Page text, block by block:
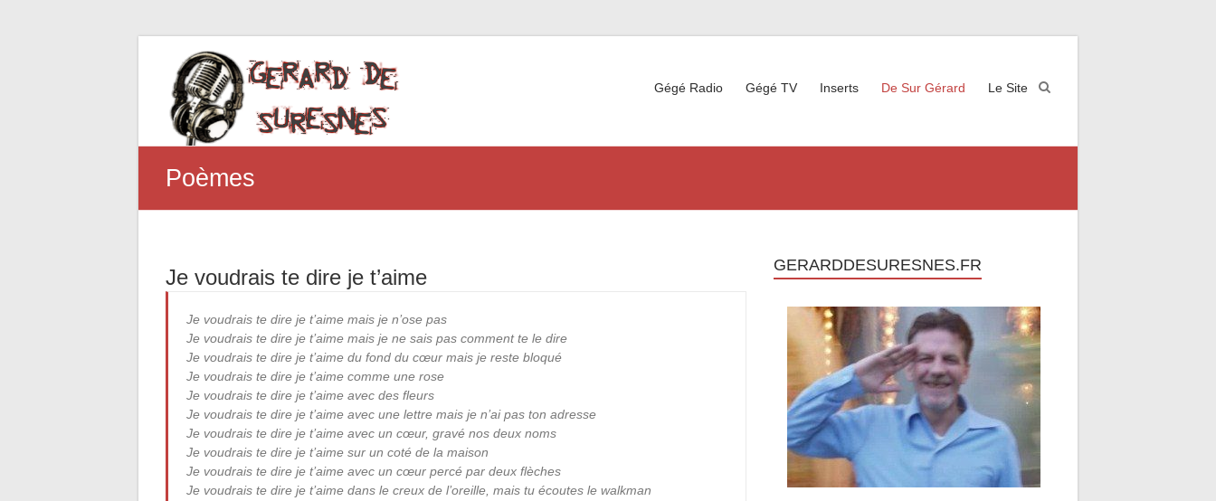
Gégé Radio Gégé TV Inserts De Sur Gérard Le Site
Poèmes
Je voudrais te dire je t’aime
Je voudrais te dire je t’aime mais je n’ose pas
Je voudrais te dire je t’aime mais je ne sais pas comment te le dire
Je voudrais te dire je t’aime du fond du cœur mais je reste bloqué
Je voudrais te dire je t’aime comme une rose
Je voudrais te dire je t’aime avec des fleurs
Je voudrais te dire je t’aime avec une lettre mais je n’ai pas ton adresse
Je voudrais te dire je t’aime avec un cœur, gravé nos deux noms
Je voudrais te dire je t’aime sur un coté de la maison
Je voudrais te dire je t’aime avec un cœur percé par deux flèches
Je voudrais te dire je t’aime dans le creux de l’oreille, mais tu écoutes le walkman
GERARDDESURESNES.FR